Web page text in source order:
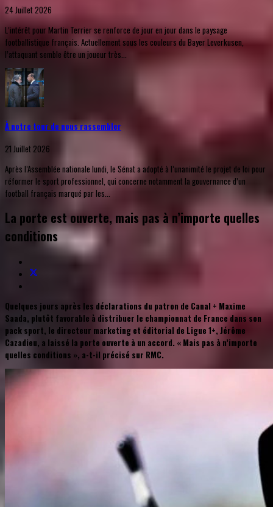
24 Juillet 2026
L’intérêt pour Martin Terrier se renforce de jour en jour dans le paysage
footballistique français. Actuellement sous les couleurs du Bayer Leverkusen,
l’attaquant semble être un joueur très...
À notre tour de nous rassembler
21 Juillet 2026
Après l’Assemblée nationale lundi, le Sénat a adopté à l’unanimité le projet de loi pour
réformer le sport professionnel, qui concerne notamment la gouvernance d’un
football français marqué par les...
La porte est ouverte, mais pas à n’importe quelles
conditions
Quelques jours après les déclarations du patron de Canal + Maxime
Saada, plutôt favorable à distribuer le championnat de France dans son
pack sport, le directeur marketing et éditorial de Ligue 1+, Jérôme
Cazadieu, a laissé la porte ouverte à un accord. « Mais pas à n’importe
quelles conditions », a-t-il précisé sur RMC.